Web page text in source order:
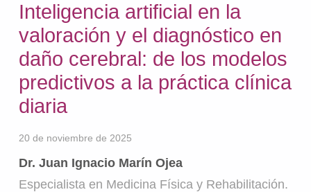
Inteligencia artificial en la
valoración y el diagnóstico en
daño cerebral: de los modelos
predictivos a la práctica clínica
diaria
20 de noviembre de 2025
Dr. Juan Ignacio Marín Ojea
Especialista en Medicina Física y Rehabilitación.